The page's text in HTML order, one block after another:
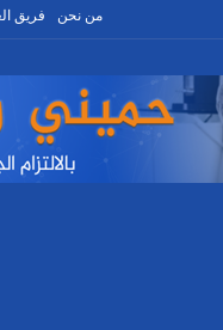
فريق من نحن